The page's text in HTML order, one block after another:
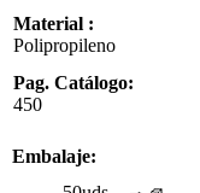
Material :
Polipropileno
Pag. Catálogo:
450
Embalaje: